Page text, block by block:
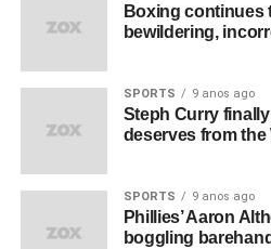
Boxing continues
bewildering,
SPORTS 9 anos ago
Steph Curry
deserves from the
SPORTS 9 anos ago
Phillies’ Aaron
boggling